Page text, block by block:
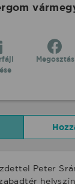
Megosztás
Peter